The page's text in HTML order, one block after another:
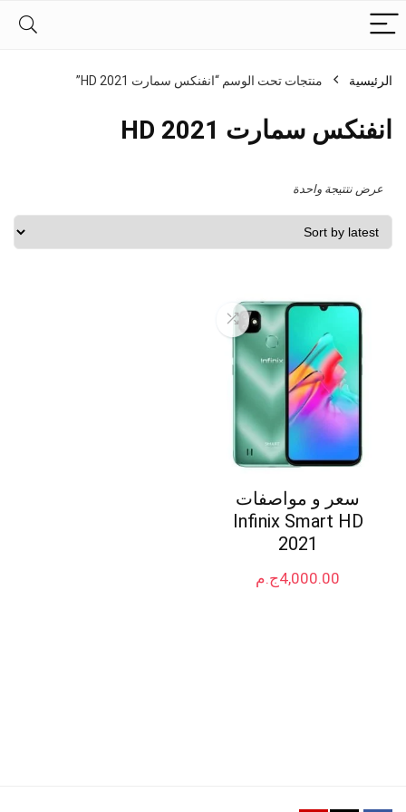
الرئيسية منتجات تحت الوسم “انفنكس سمارت HD 2021”
انفنكس سمارت HD 2021
عرض نتتيجة واحدة
سعر و مواصفات
Infinix Smart HD
2021
ج.م4,000.00